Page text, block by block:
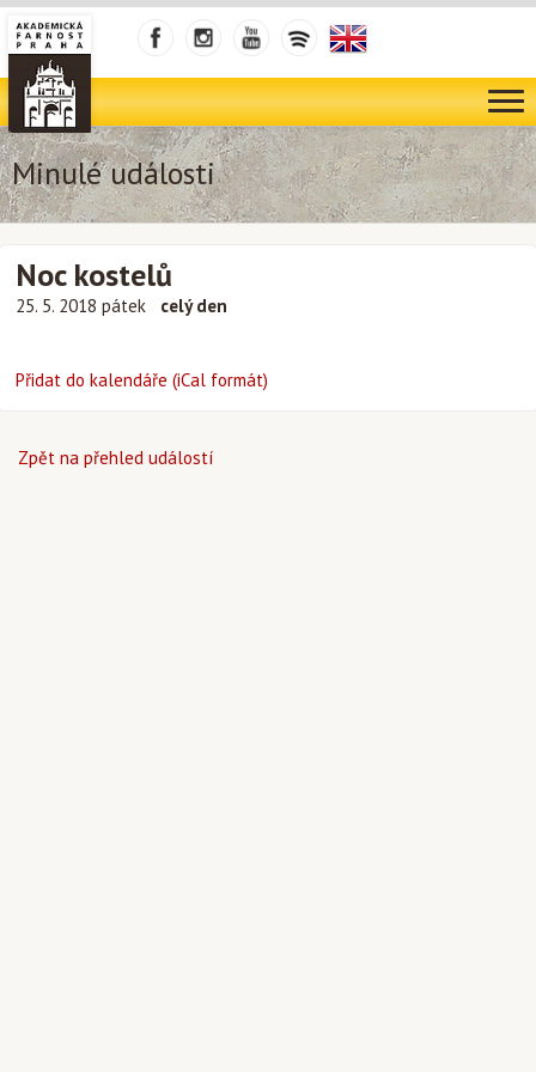
Minulé události
Noc kostelů
25. 5. 2018 pátek celý den
Přidat do kalendáře (iCal formát)
Zpět na přehled událostí